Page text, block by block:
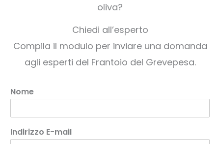
oliva?
Chiedi all’esperto
Compila il modulo per inviare una domanda
agli esperti del Frantoio del Grevepesa.
Nome
Indirizzo E-mail